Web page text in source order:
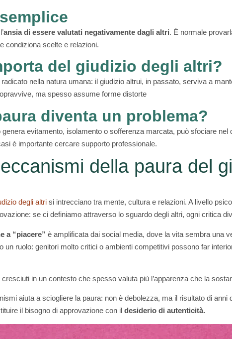
ansia di essere valutati negativamente dagli altri. È normale
condiziona scelte e relazioni.
del giudizio degli altri?
nella natura umana: il giudizio altrui, in passato, serviva a
ma spesso assume forme distorte
diventa un problema?
genera evitamento, isolamento o sofferenza marcata, può sfociare nel
è importante cercare supporto professionale.
della paura del
degli altri si intrecciano tra mente, cultura e relazioni. A livello
se ci definiamo attraverso lo sguardo degli altri, ogni critica
a “piacere” è amplificata dai social media, dove la vita sembra una
un ruolo: genitori molto critici o ambienti competitivi possono far
in un contesto che spesso valuta più l’apparenza che la
aiuta a sciogliere la paura: non è debolezza, ma il risultato di anni
il bisogno di approvazione con il desiderio di autenticità.